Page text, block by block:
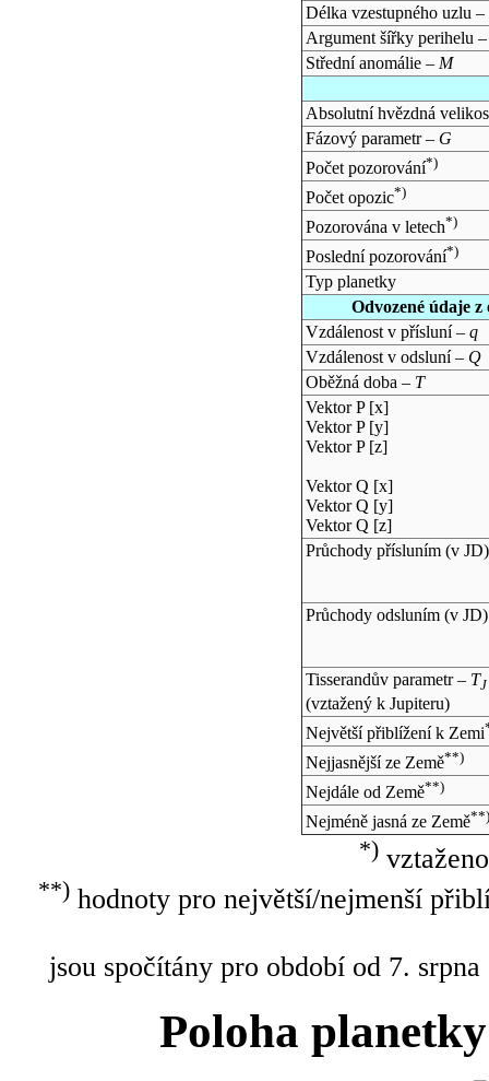
Délka vzestupného uzlu –
Argument šířky perihelu
Střední anomálie – M
Absolutní hvězdná
Fázový parametr – G
Počet pozorování*)
Počet opozic*)
Pozorována v letech*)
Poslední pozorování*)
Typ planetky
Odvozené údaje
Vzdálenost v přísluní – q
Vzdálenost v odsluní – Q
Oběžná doba – T
Vektor P [x]
Vektor P [y]
Vektor P [z]
Vektor Q [x]
Vektor Q [y]
Vektor Q [z]
Průchody přísluním (v JD)
Průchody odsluním (v JD)
Tisserandův parametr – TJ
(vztažený k Jupiteru)
Největší přiblížení k Zemi
Nejjasnější ze Země**)
Nejdále od Země**)
Nejméně jasná ze Země**)
*)
**)hodnoty pro největší/nejmenší
jsou spočítány pro období od 7.
Poloha